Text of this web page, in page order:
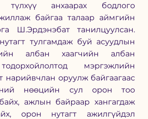
түлхүү анхаарах бодлого
байгаа талаар аймгийн
Ш.Эрдэнэбат танилцуулсан.
тулгамдаж буй асуудлын
албан хаагчийн албан
мэргэжлийн
нарийвчлан оруулж байгаагаас
нөөцийн сул орон тоо
ажлын байраар хангагдаж
орон нутагт ажилгүйдэл